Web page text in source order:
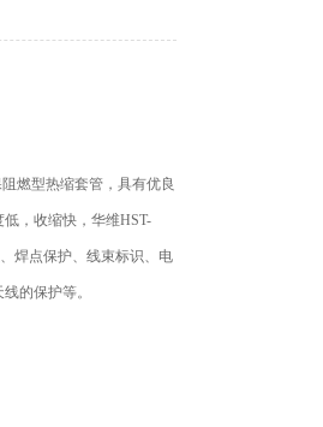
燃型热缩套管，具有优良
，收缩快，华维HST-
焊点保护、线束标识、电
的保护等。